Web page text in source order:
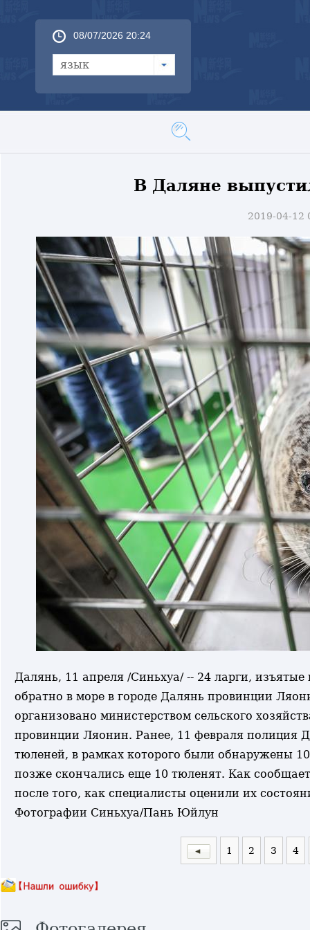
08/07/2026 20:25
язык
В Даляне
2019-04-12
Далянь, 11 апреля /Синьхуа/ -- 24 ларги,
обратно в море в городе Далянь провинции
организовано министерством сельского
провинции Ляонин. Ранее, 11 февраля полиция
тюленей, в рамках которого были обнаружены
позже скончались еще 10 тюленят. Как
после того, как специалисты оценили их
Фотографии Синьхуа/Пань Юйлун
1 2 3 4